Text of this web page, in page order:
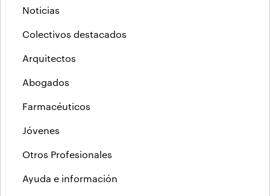
Noticias
Colectivos destacados
Arquitectos
Abogados
Farmacéuticos
Jóvenes
Otros Profesionales
Ayuda e información